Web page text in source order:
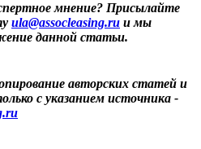
мнение? Присылайте
ula@assocleasing.ru и мы
данной статьи.
авторских статей и
с указанием источника -